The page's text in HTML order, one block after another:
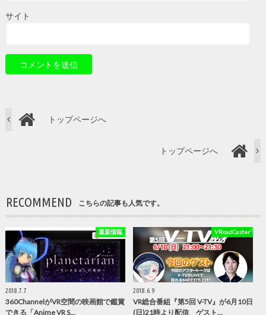
サイト
トップページへ
トップページへ
RECOMMEND こちらの記事も人気です。
最新情報
2018.7.7
360ChannelがVR空間の映画館で鑑賞
できる「Anime VR S…
VRoadCaster
2018.6.9
VR総合番組『第5回 V-TV』が6月10日
(日)21時より配信 ゲスト…